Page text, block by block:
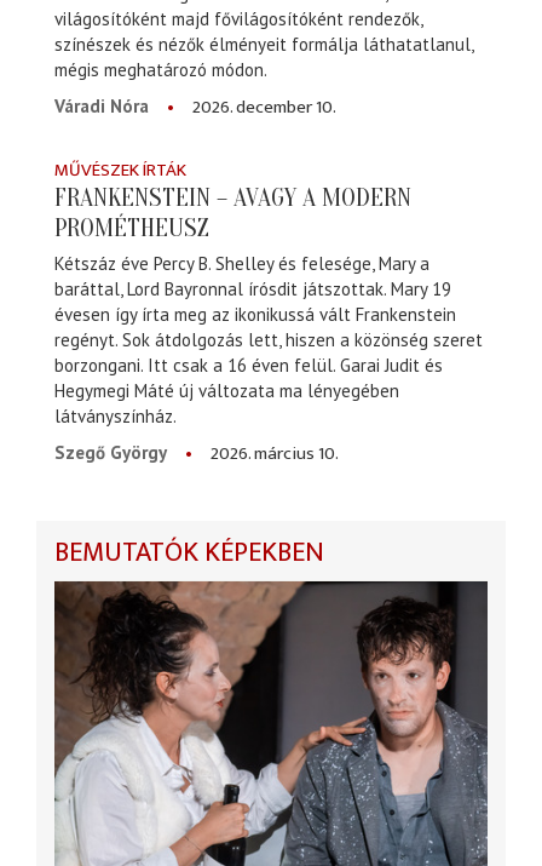
világosítóként majd fővilágosítóként rendezők,
színészek és nézők élményeit formálja láthatatlanul,
mégis meghatározó módon.
Váradi Nóra
2026. december 10.
MŰVÉSZEK ÍRTÁK
FRANKENSTEIN – AVAGY A MODERN
PROMÉTHEUSZ
Kétszáz éve Percy B. Shelley és felesége, Mary a
baráttal, Lord Bayronnal írósdit játszottak. Mary 19
évesen így írta meg az ikonikussá vált Frankenstein
regényt. Sok átdolgozás lett, hiszen a közönség szeret
borzongani. Itt csak a 16 éven felül. Garai Judit és
Hegymegi Máté új változata ma lényegében
látványszínház.
Szegő György
2026. március 10.
BEMUTATÓK KÉPEKBEN